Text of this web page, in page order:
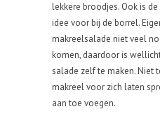
lekkere broodjes. Ook is
idee voor bij de borrel.
makreelsalade niet veel
komen, daardoor is
salade zelf te maken. Niet
makreel voor zich laten
aan toe voegen.